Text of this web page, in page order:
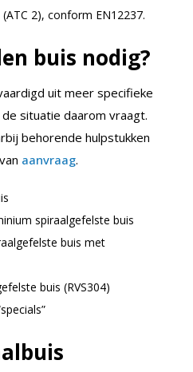
2), conform EN12237.
buis nodig?
uit meer specifieke
situatie daarom vraagt.
behorende hulpstukken
aanvraag.
spiraalgefelste buis
buis met
buis (RVS304)